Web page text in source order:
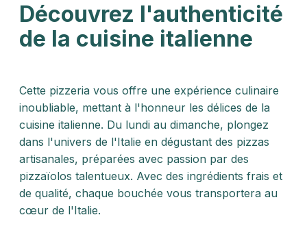
Découvrez l'authenticité
de la cuisine italienne
Cette pizzeria vous offre une expérience culinaire
inoubliable, mettant à l'honneur les délices de la
cuisine italienne. Du lundi au dimanche, plongez
dans l'univers de l'Italie en dégustant des pizzas
artisanales, préparées avec passion par des
pizzaïolos talentueux. Avec des ingrédients frais et
de qualité, chaque bouchée vous transportera au
cœur de l'Italie.